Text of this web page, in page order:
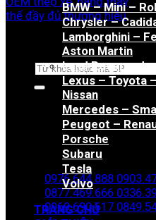
Tìm
Hotline đặt hàng
0976.644.888
0877.469.666
0969.690.617
BMW – Mini –
Chrysler –
Lamborghini –
Aston Martin
Land Rover –
Lexus – Toyota
Nissan
Mercedes –
Peugeot –
Porsche
Subaru
Tesla
Volvo
TRANG CHỦ